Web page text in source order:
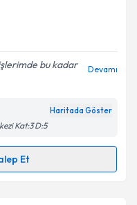
bu kadar
Devamı
Haritada Göster
Kat:3 D:5
Et